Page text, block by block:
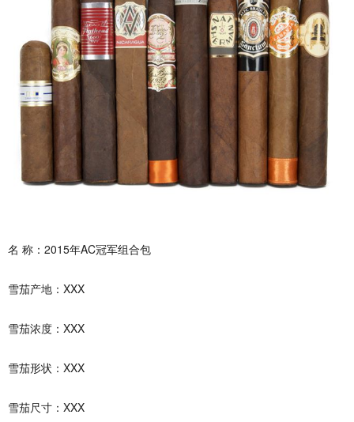
名 称：2015年AC冠军组合包
雪茄产地：XXX
雪茄浓度：XXX
雪茄形状：XXX
雪茄尺寸：XXX